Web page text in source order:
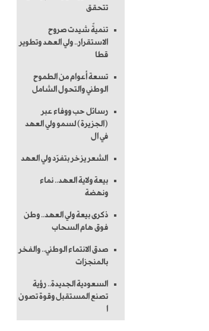
تتحقق
تنميةٌ شيدت صروح
الاستقرار.. ولي العهد وتطوير
قطا
تسعة أعوام من الطموح
الوطني والتحول الشامل
رسائل حب ووفاء عبر
(الجزيرة) لسمو ولي العهد
في ال
الشعر يزخر بتفرّد ولي العهد
بيعة ولاية العهد.. نماء
ونهضة
ذكرى بيعة ولي العهد.. وطن
فوق هام السحاب
صدق الانتماء الوطني.. والفخر
بالمنجزات
السعودية الجديدة.. رؤية
تصنع المستقبل وقوة تصون
ا